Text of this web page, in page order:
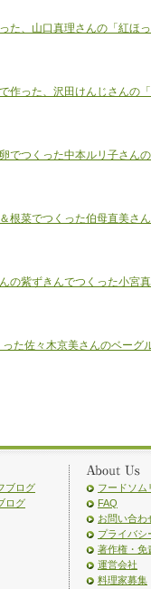
、山口真理さんの「紅ほ
った、沢田けんじさんの
つくった中本ルリ子さん
菜でつくった伯母直美さ
紫ずきんでつくった小宮
た佐々木京美さんのベーグ
ブログ
ログ
フードソム
FAQ
お問い合わ
プライバシ
著作権・免
運営会社
料理家募集